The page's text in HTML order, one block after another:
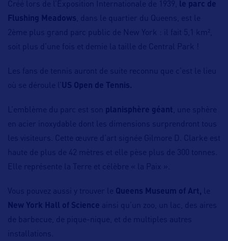
Créé lors de l’Exposition Internationale de 1939,
le parc de
Flushing Meadows , dans le quartier du Queens, est le
2ème plus grand parc public de New York : il fait 5,1 km²,
soit plus d’une fois et demie la taille de Central Park !
Les fans de tennis auront de suite reconnu que c’est le lieu
où se déroule l’ US Open de Tennis.
L’emblème du parc est son planisphère géant
, une sphère
en acier inoxydable dont les dimensions surprendront tous
les visiteurs. Cette œuvre d’art signée Gilmore D. Clarke est
haute de plus de 42 mètres et elle pèse plus de 300 tonnes.
Elle représente la Terre et célèbre « la Paix ».
Vous pouvez aussi y trouver le Queens Museum of Art, le
New York Hall of Science ainsi qu’un zoo, un lac, des aires
de barbecue, de pique-nique, et de multiples autres
installations.